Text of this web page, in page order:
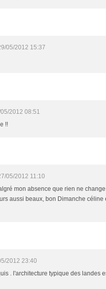
05/2012 15:37
2012 08:51
!!
05/2012 11:10
mon absence que rien ne
aussi beaux, bon Dimanche céline
2012 23:40
. l'architecture typique des landes